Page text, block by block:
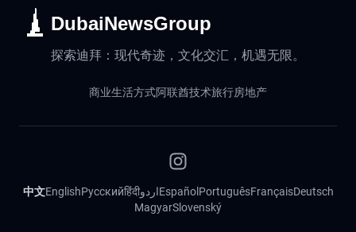
DubaiNewsGroup
探索迪拜：现代奇迹，文化交汇，机遇无限。
商业生活方式阿联酋技术旅行房地产
中文EnglishРусскийहिंदीاردوEspañol PortuguêsFrançaisDeutsch
MagyarSlovenský